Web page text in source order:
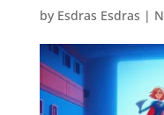
by Esdras Esdras |